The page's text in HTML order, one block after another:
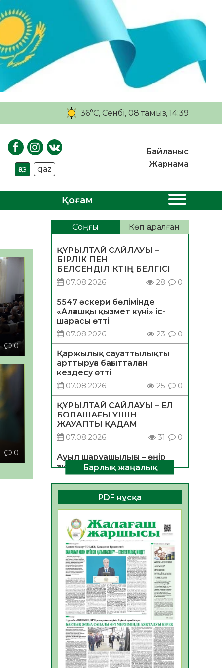
36°C, Сенбі, 08 тамыз, 14:39
қаз qaz
Байланыс
Жарнама
Қоғам
0
0
Соңғы Көп қаралған
ҚҰРЫЛТАЙ САЙЛАУЫ –
БІРЛІК ПЕН
БЕЛСЕНДІЛІКТІҢ БЕЛГІСІ
07.08.2026
28 0
5547 әскери бөлімінде
«Алғашқы қызмет күні» іс-
шарасы өтті
07.08.2026
23 0
Қаржылық сауаттылықты
арттыруға бағытталған
кездесу өтті
07.08.2026
25 0
ҚҰРЫЛТАЙ САЙЛАУЫ – ЕЛ
БОЛАШАҒЫ ҮШІН
ЖАУАПТЫ ҚАДАМ
07.08.2026
31 0
Ауыл шаруашылығы – өңір
экономикасының негізгі
тірегі
06.08.2026
39 0
ҚОҒАМДЫҚ БЕЛСЕНДІЛІК –
ЕЛ ДАМУЫНЫҢ НЕГІЗІ
06.08.2026
36
ҚҰРЫЛТАЙ САЙЛАУЫ –
БОЛАШАҚҚА БАСТАР
ЖАУАПТЫ ТАҢДАУ
06.08.2026
38
Инфекциялық ауруларға
қарсы иммундау
жұмыстарының тиімділігі
06.08.2026
40
Көкжөтел ауруы туралы
Барлық жаңалық
PDF нұсқа